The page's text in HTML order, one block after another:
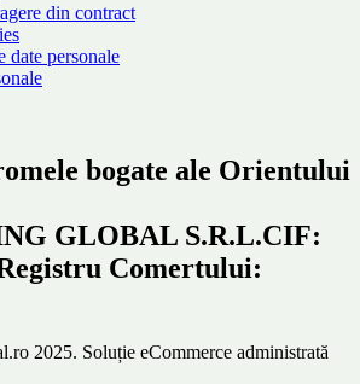
din contract
date personale
bogate ale Orientului
GLOBAL S.R.L.CIF:
Comertului:
2025. Soluție eCommerce administrată